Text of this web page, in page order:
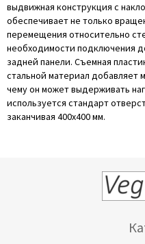
выдвижная конструкция с
обеспечивает не только
перемещения относительно
необходимости подключения
задней панели. Съемная
стальной материал добавляет
чему он может выдерживать
используется стандарт
заканчивая 400х400 мм.